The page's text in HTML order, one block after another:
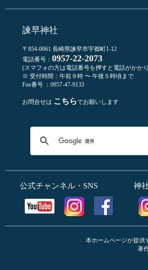
諫早神社
〒854-0061 長崎県諫早市宇都町1-12
電話番号： 0957-22-2073
(スマフォの方は電話番号を押すと電話がかか
※ 受付時間：午前９時 〜 午後５時頃まで
Fax番号 ：0957-47-9133
お問合せは こちらでお願いします
公式チャンネル・SNS 神
本ホームページが提供
著